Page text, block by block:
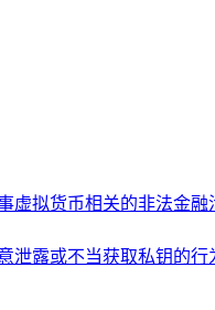
拟货币相关的非法金
露或不当获取私钥的